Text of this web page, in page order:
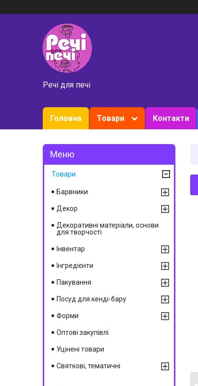
Речі для печі
Головна Товари Контакти
Товари
Барвники
Декор
Декоративні матеріали, основи
для творчості
Інвентар
Інгредієнти
Пакування
Посуд для кенді-бару
Форми
Оптові закупівлі
Уцінені товари
Святкові, тематичні